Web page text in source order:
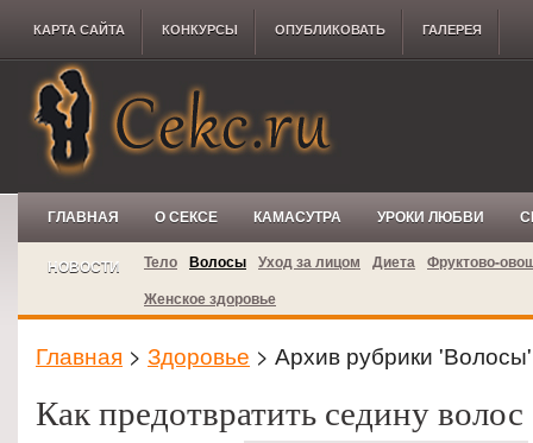
КАРТА САЙТА КОНКУРCЫ ОПУБЛИКОВАТЬ ГАЛЕРЕЯ
ГЛАВНАЯ О СЕКСЕ КАМАСУТРА УРОКИ ЛЮБВИ
НОВОСТИ Тело Волосы Уход за лицом Диета Фруктово-
Женское здоровье
Главная > Здоровье > Архив рубрики 'Волосы'
Как предотвратить седину волос